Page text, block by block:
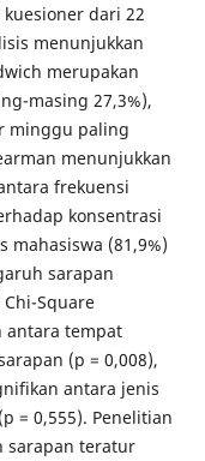
dari 22
menunjukkan
merupakan
masing 27,3%),
minggu paling
menunjukkan
frekuensi
konsentrasi
mahasiswa (81,9%)
sarapan
Square
antara tempat
(p = 0,008),
antara jenis
= 0,555). Penelitian
sarapan teratur